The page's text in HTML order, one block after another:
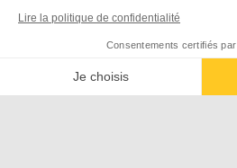
Lire la politique de confidentialité
Consentements certifiés par
Je choisis